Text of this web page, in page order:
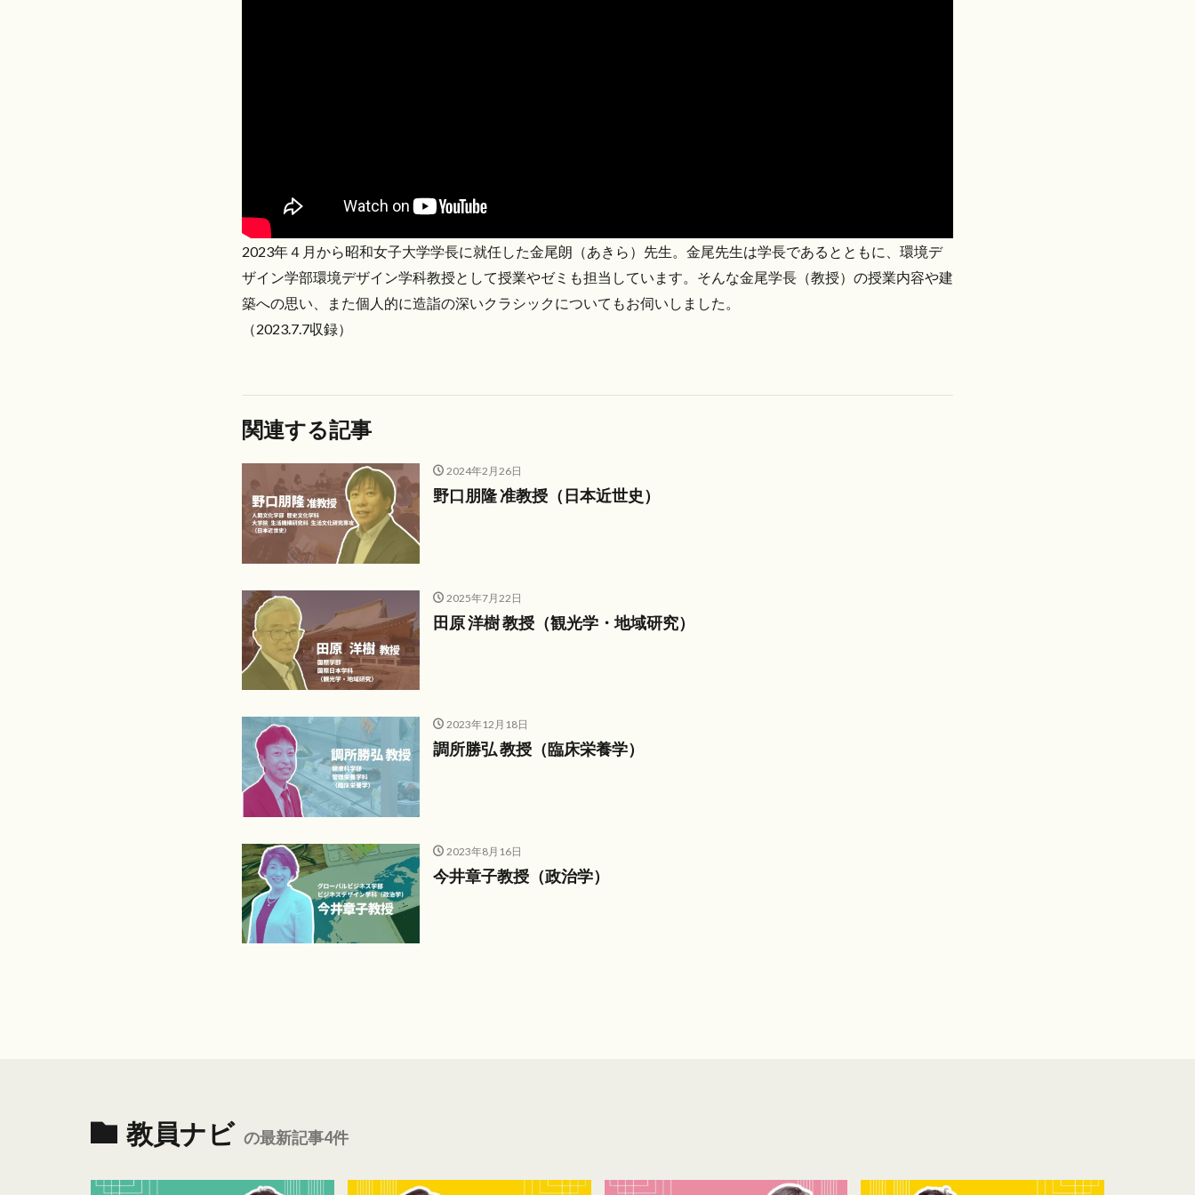
2023年４月から昭和女子大学学長に就任した金尾朗（あきら）先生。金尾先生は学長であるとともに、環境デ
ザイン学部環境デザイン学科教授として授業やゼミも担当しています。そんな金尾学長（教授）の授業内容や建
築への思い、また個人的に造詣の深いクラシックについてもお伺いしました。
（2023.7.7収録）
関連する記事
2024年2月26日
野口朋隆 准教授（日本近世史）
2025年7月22日
田原 洋樹 教授（観光学・地域研究）
2023年12月18日
調所勝弘 教授（臨床栄養学）
2023年8月16日
今井章子教授（政治学）
教員ナビ の最新記事4件